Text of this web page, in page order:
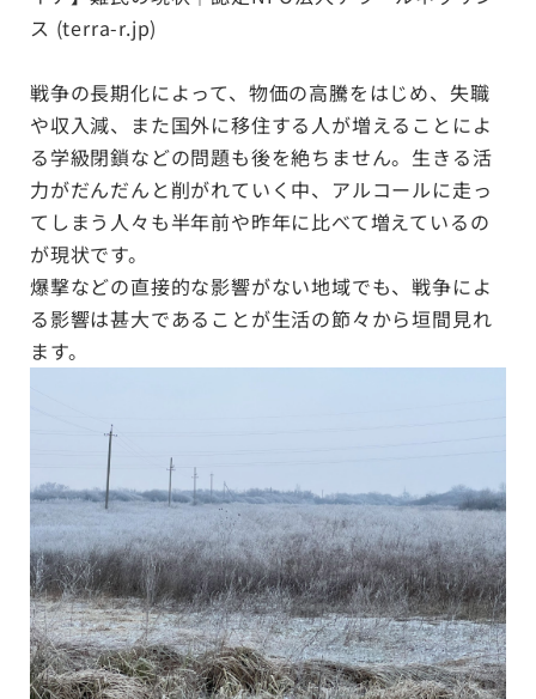
ス (terra-r.jp)
戦争の長期化によって、物価の高騰をはじめ、失職
や収入減、また国外に移住する人が増えることによ
る学級閉鎖などの問題も後を絶ちません。生きる活
力がだんだんと削がれていく中、アルコールに走っ
てしまう人々も半年前や昨年に比べて増えているの
が現状です。
爆撃などの直接的な影響がない地域でも、戦争によ
る影響は甚大であることが生活の節々から垣間見れ
ます。